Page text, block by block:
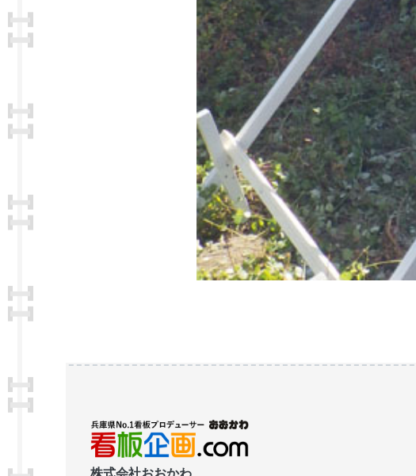
株式会社おおかわ